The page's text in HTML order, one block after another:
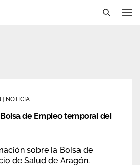
NOTICIA
de Empleo temporal del
sobre la Bolsa de
de Salud de Aragón.